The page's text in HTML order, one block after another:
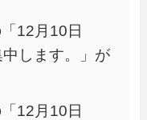
12月10日
中します。」が
12月10日